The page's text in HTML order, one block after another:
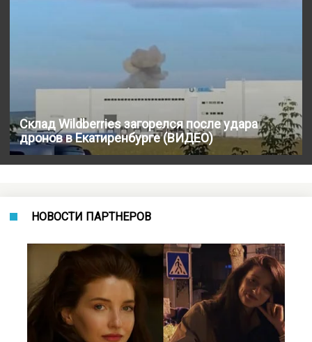
Склад Wildberries загорелся после удара
дронов в Екатиренбурге (ВИДЕО)
НОВОСТИ ПАРТНЕРОВ